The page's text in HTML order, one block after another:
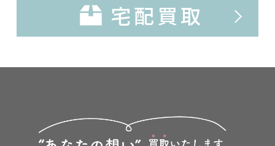
宅配買取